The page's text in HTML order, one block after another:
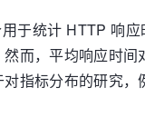
于统计 HTTP 响
而，平均响应时
指标分布的研究